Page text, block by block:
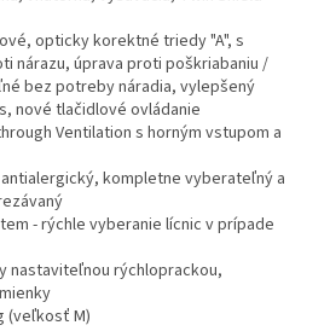
opticky korektné triedy "A", s
nárazu, úprava proti poškriabaniu /
bez potreby náradia, vylepšený
nové tlačidlové ovládanie
Ventilation s horným vstupom a
kompletne vyberateľný a
- rýchle vyberanie lícnic v prípade
nastaviteľnou rýchloprackou,
(veľkosť M)